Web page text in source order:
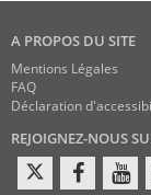
A PROPOS DU SITE
Mentions Légales
FAQ
Déclaration
REJOIGNEZ-NOUS